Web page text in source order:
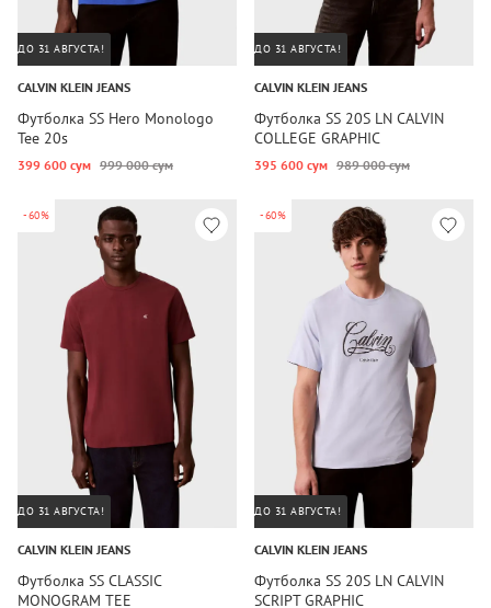
ДО 31 АВГУСТА!
CALVIN KLEIN JEANS
Футболка SS Hero Monologo
Tee 20s
399 600 сум 999 000 сум
ДО 31 АВГУСТА!
CALVIN KLEIN JEANS
Футболка SS 20S LN CALVIN
COLLEGE GRAPHIC
395 600 сум 989 000 сум
-60%
ДО 31 АВГУСТА!
CALVIN KLEIN JEANS
Футболка SS CLASSIC
MONOGRAM TEE
-60%
ДО 31 АВГУСТА!
CALVIN KLEIN JEANS
Футболка SS 20S LN CALVIN
SCRIPT GRAPHIC